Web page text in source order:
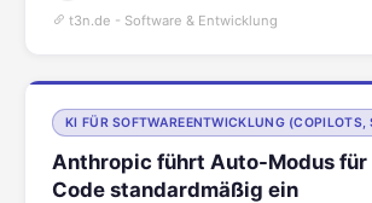
t3n.de - Software & Entwicklung
KI FÜR SOFTWAREENTWICKLUNG (COPILOTS,
Anthropic führt Auto-Modus für
Code standardmäßig ein